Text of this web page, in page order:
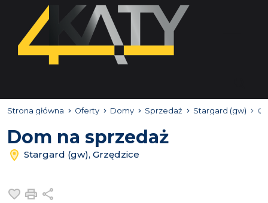
Strona główna Oferty Domy Sprzedaż Stargard (gw)
Dom na sprzedaż
Stargard (gw), Grzędzice
Dodaj do ulubionych
Drukuj